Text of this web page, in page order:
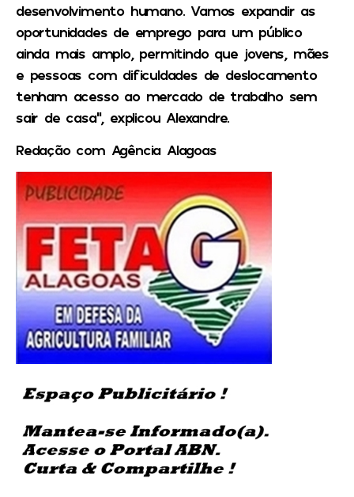
desenvolvimento humano. Vamos expandir as
oportunidades de emprego para um público
ainda mais amplo, permitindo que jovens, mães
e pessoas com dificuldades de deslocamento
tenham acesso ao mercado de trabalho sem
sair de casa”, explicou Alexandre.
Redação com Agência Alagoas